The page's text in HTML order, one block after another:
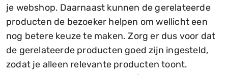
je webshop. Daarnaast kunnen de gerelateerde
producten de bezoeker helpen om wellicht een
nog betere keuze te maken. Zorg er dus voor dat
de gerelateerde producten goed zijn ingesteld,
zodat je alleen relevante producten toont.